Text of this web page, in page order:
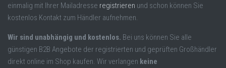
einmalig mit Ihrer Mailadresse registrieren und schon können Sie
kostenlos Kontakt zum Händler aufnehmen.
Wir sind unabhängig und kostenlos. Bei uns können Sie alle
günstigen B2B Angebote der registrierten und geprüften Großhändler
direkt online im Shop kaufen. Wir verlangen keine